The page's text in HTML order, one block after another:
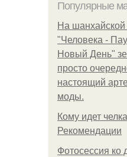
Популярные
На
"Человека -
Новый День"
просто
настоящий
моды.
Кому идет
Рекомендации
Фотосессия ко